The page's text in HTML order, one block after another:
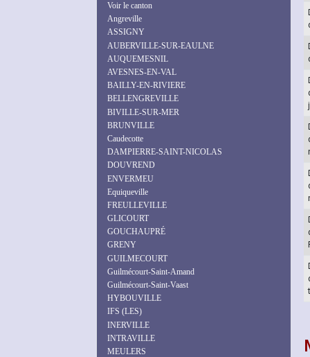
Voir le canton
Angreville
ASSIGNY
AUBERVILLE-SUR-EAULNE
AUQUEMESNIL
AVESNES-EN-VAL
BAILLY-EN-RIVIERE
BELLENGREVILLE
BIVILLE-SUR-MER
BRUNVILLE
Caudecotte
DAMPIERRE-SAINT-NICOLAS
DOUVREND
ENVERMEU
Equiqueville
FREULLEVILLE
GLICOURT
GOUCHAUPRÉ
GRENY
GUILMECOURT
Guilmécourt-Saint-Amand
Guilmécourt-Saint-Vaast
HYBOUVILLE
IFS (LES)
INERVILLE
INTRAVILLE
MEULERS